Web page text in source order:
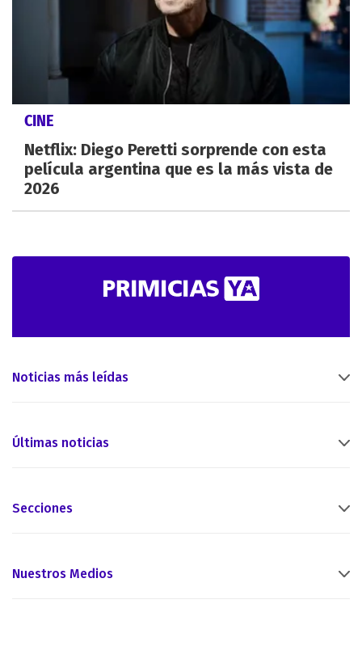
CINE
Netflix: Diego Peretti sorprende con esta
película argentina que es la más vista de
2026
Noticias más leídas
Últimas noticias
Secciones
Nuestros Medios